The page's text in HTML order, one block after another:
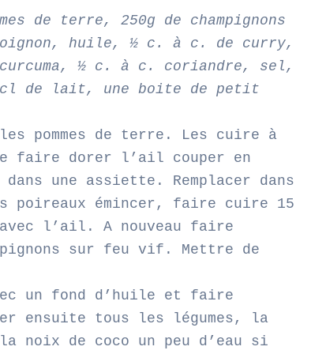
de terre, 250g de champignons
huile, ½ c. à c. de curry,
½ c. à c. coriandre, sel,
cl de lait, une boite de petit
pommes de terre. Les cuire à
faire dorer l’ail couper en
une assiette. Remplacer dans
poireaux émincer, faire cuire 15
l’ail. A nouveau faire
sur feu vif. Mettre de
un fond d’huile et faire
ensuite tous les légumes, la
de coco un peu d’eau si